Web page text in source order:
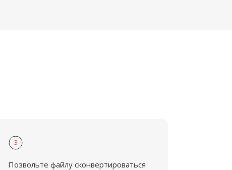
3
Позвольте файлу сконвертироваться